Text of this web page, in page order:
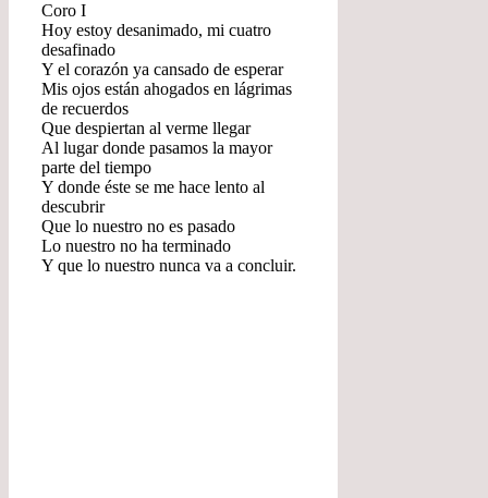
Coro I
Hoy estoy desanimado, mi cuatro
desafinado
Y el corazón ya cansado de esperar
Mis ojos están ahogados en lágrimas
de recuerdos
Que despiertan al verme llegar
Al lugar donde pasamos la mayor
parte del tiempo
Y donde éste se me hace lento al
descubrir
Que lo nuestro no es pasado
Lo nuestro no ha terminado
Y que lo nuestro nunca va a concluir.